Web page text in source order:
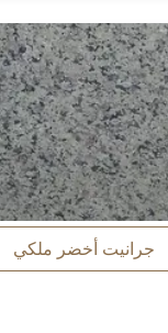
جرانيت أخضر ملكي